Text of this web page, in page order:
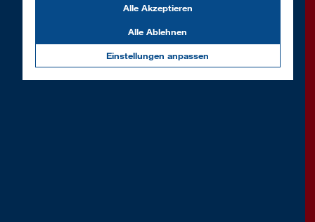
Einstellungen anpassen
Alle Ablehnen
Alle Akzeptieren